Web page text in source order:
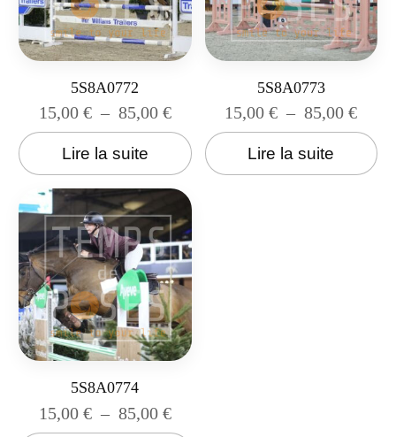
5S8A0772
15,00 € – 85,00 €
Lire la suite
5S8A0773
15,00€ – 85,00€
Lire la suite
5S8A0774
15,00 € – 85,00 €